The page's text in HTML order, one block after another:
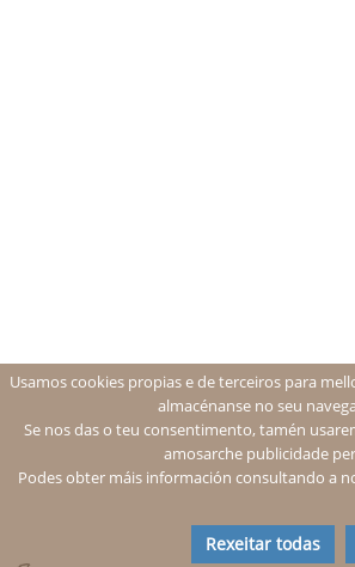
Usamos cookies propias e de terceiros para
almacénanse no seu
Se nos das o teu consentimento, tamén
amosarche publicidade
Podes obter máis información consultando a
Rexeitar todas